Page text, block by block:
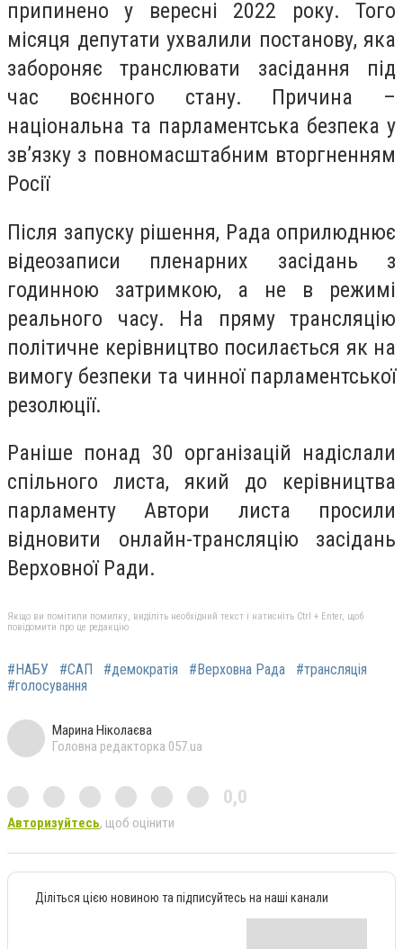
припинено у вересні 2022 року. Того
місяця депутати ухвалили постанову, яка
забороняє транслювати засідання під
час воєнного стану. Причина –
національна та парламентська безпека у
зв’язку з повномасштабним вторгненням
Росії
Після запуску рішення, Рада оприлюднює
відеозаписи пленарних засідань з
годинною затримкою, а не в режимі
реального часу. На пряму трансляцію
політичне керівництво посилається як на
вимогу безпеки та чинної парламентської
резолюції.
Раніше понад 30 організацій надіслали
спільного листа, який до керівництва
парламенту Автори листа просили
відновити онлайн-трансляцію засідань
Верховної Ради.
Якщо ви помітили помилку, виділіть необхідний текст і натисніть Ctrl + Enter, щоб
повідомити про це редакцію
#НАБУ #САП #демократія #Верховна Рада
#трансляція
#голосування
Марина Ніколаєва
Головна редакторка 057.ua
0,0
Авторизуйтесь, щоб оцінити
Діліться цією новиною та підписуйтесь на наші канали